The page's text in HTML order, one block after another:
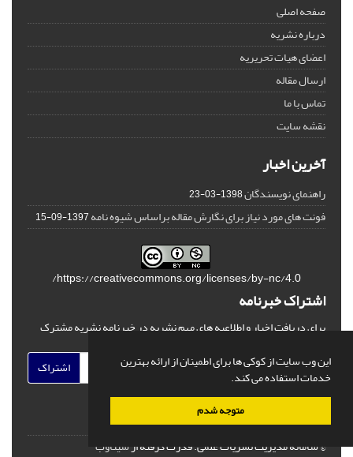
این وب سایت از کوکی ها برای اطمینان از ارائه بهترین
خدمات استفاده می کند.
متوجه شدم
صفحه اصلی
درباره نشریه
اعضای هیات تحریریه
ارسال مقاله
تماس با ما
نقشه سایت
آخرین اخبار
راهنمای نویسندگان1398-03-23
فونت های مورد نیاز برای نگارش مقاله براساس شیوه نامه1397-09-15
https://creativecommons.org/licenses/by-nc/4.0/
اشتراک خبرنامه
برای دریافت اخبار و اطلاعیه های مهم نشریه در خبرنامه نشریه مشترک
اشتراک
© سامانه مدیریت نشریات علمی.قدرت گرفته ازسیناوب